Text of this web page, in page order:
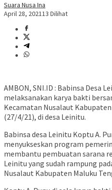
Suara Nusa Ina
April 28, 202113 Dilihat
AMBON, SNI.ID : Babinsa Desa
melaksanakan karya bakti
Kecamatan Nusalaut
(27/4/21), di desa Leinitu.
Babinsa desa Leinitu Koptu A.
menyukseskan program
membantu pembuatan sarana
Leinitu yang sudah rampung
Nusalaut Kabupaten Maluku